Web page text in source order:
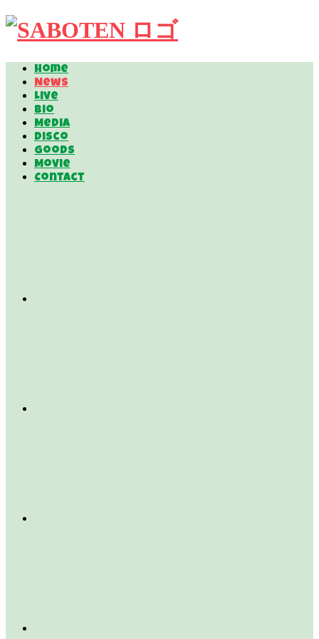
Home
News
Live
Bio
Media
Disco
Goods
Movie
Contact